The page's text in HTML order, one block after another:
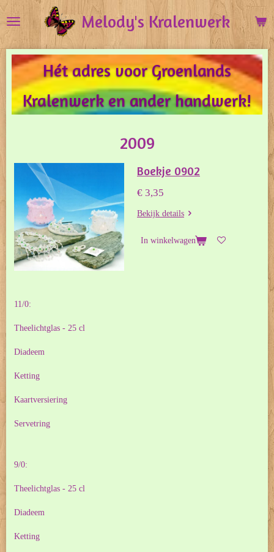
direct
naar
hoofdinhoud
Melody's Kralenwerk
Hét adres voor Groenlands
Kralenwerk en ander handwerk!
2009
Boekje 0902
€ 3,35
Bekijk details
In winkelwagen
11/0:
Theelichtglas - 25 cl
Diadeem
Ketting
Kaartversiering
Servetring
9/0:
Theelichtglas - 25 cl
Diadeem
Ketting